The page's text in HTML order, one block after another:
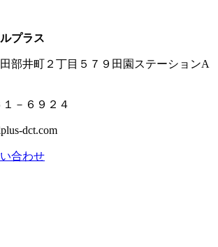
プラス
部井町２丁目５７９田園ステーションA
－６９２４
dct.com
合わせ